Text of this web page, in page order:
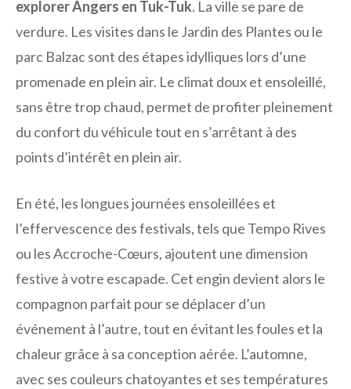
explorer Angers en Tuk-Tuk. La ville se pare de
verdure. Les visites dans le Jardin des Plantes ou le
parc Balzac sont des étapes idylliques lors d’une
promenade en plein air. Le climat doux et ensoleillé,
sans être trop chaud, permet de profiter pleinement
du confort du véhicule tout en s’arrêtant à des
points d’intérêt en plein air.
En été, les longues journées ensoleillées et
l’effervescence des festivals, tels que Tempo Rives
ou les Accroche-Cœurs, ajoutent une dimension
festive à votre escapade. Cet engin devient alors le
compagnon parfait pour se déplacer d’un
événement à l’autre, tout en évitant les foules et la
chaleur grâce à sa conception aérée. L’automne,
avec ses couleurs chatoyantes et ses températures